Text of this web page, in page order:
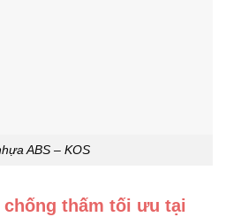
ABS – KOS
chống thấm tối ưu tại